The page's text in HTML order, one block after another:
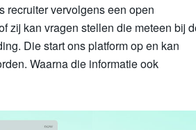
recruiter vervolgens een open
zij kan vragen stellen die meteen bij
Die start ons platform op en kan
Waarna die informatie ook